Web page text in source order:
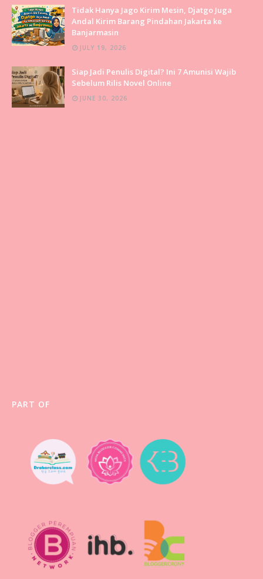
Tidak Hanya Jago Kirim Mesin, Djatgo Juga
Andal Kirim Barang Pindahan Jakarta ke
Banjarmasin
JULY 19, 2026
Siap Jadi Penulis Digital? Ini 7 Amunisi Wajib
Sebelum Rilis Novel Online
JUNE 30, 2026
PART OF